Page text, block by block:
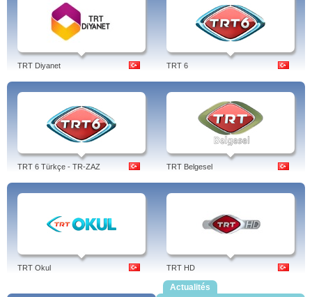
TRT Diyanet TRT 6
TRT 6 Türkçe - TR-ZAZ TRT Belgesel
TRT Okul TRT HD
Actualités